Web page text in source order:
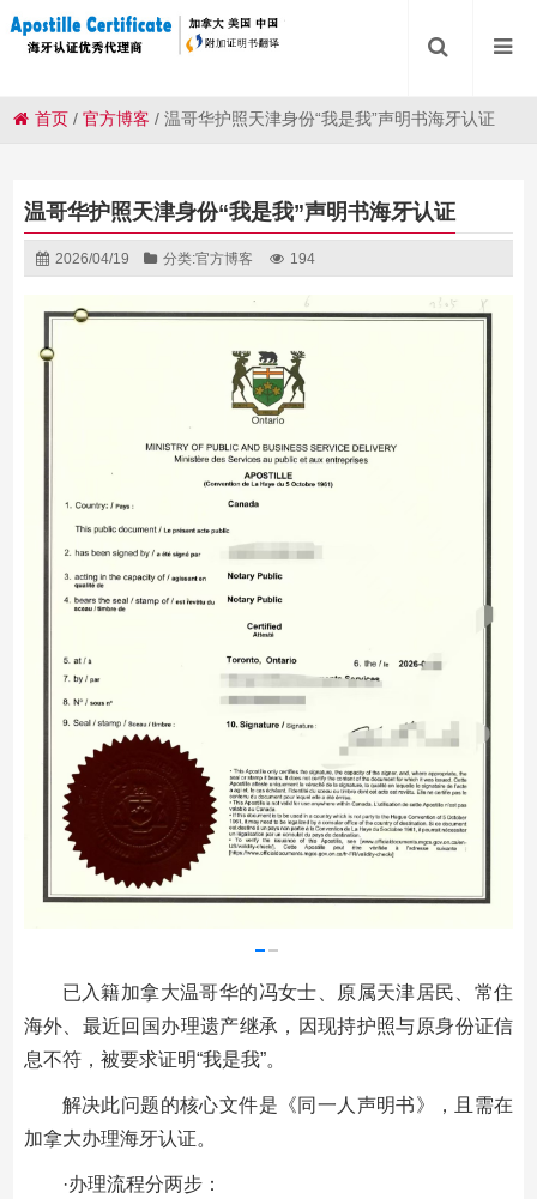
首页 /官方博客 /温哥华护照天津身份“我是我”声明书海牙认证
温哥华护照天津身份“我是我”声明书海牙认证
2026/04/19 分类:官方博客 194
已入籍加拿大温哥华的冯女士、原属天津居民、常住
海外、最近回国办理遗产继承，因现持护照与原身份证信
息不符，被要求证明“我是我”。
解决此问题的核心文件是《同一人声明书》，且需在
加拿大办理海牙认证。
·办理流程分两步：